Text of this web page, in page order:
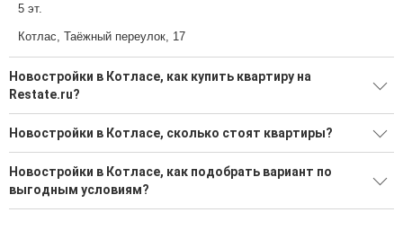
5 эт.
Котлас, Таёжный переулок, 17
Новостройки в Котласе, как купить квартиру на
Restate.ru?
застройщика на Restate.ru
4 новостройки от надежных застройщиков
Воспользуйтесь нашим поиском по новостройкам, для
подбора подходящего вам варианта
Новостройки в Котласе, сколько стоят квартиры?
Большой выбор вариантов в новостройках
Новостройки в Котласе, как подобрать вариант по
выгодным условиям?